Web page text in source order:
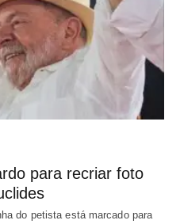
para recriar foto
do petista está marcado para